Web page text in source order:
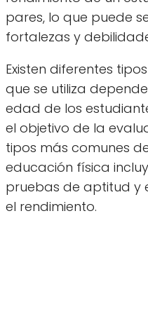
pares, lo que puede
fortalezas y
Existen diferentes
que se utiliza
edad de los
el objetivo de la
tipos más comunes
educación física
pruebas de aptitud y
el rendimiento.